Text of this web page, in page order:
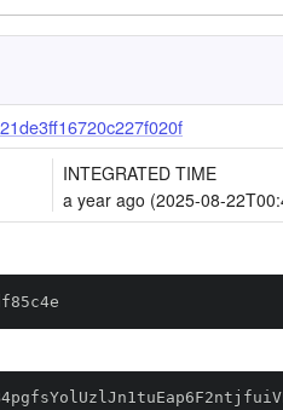
INTEGRATED TIME
a year ago (2025-08-